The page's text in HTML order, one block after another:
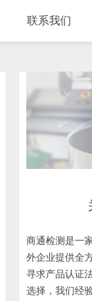
联系我们
商通检测是一
外企业提供全
寻求产品认证
选择，我们经